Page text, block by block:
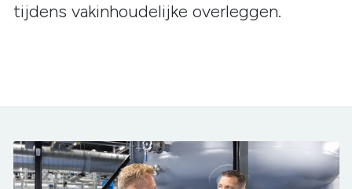
tijdens vakinhoudelijke overleggen.